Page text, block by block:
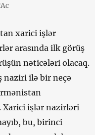
xarici işlər
arasında ilk görüş
nəticələri olacaq.
naziri ilə bir neçə
işlər nazirləri
bu, birinci